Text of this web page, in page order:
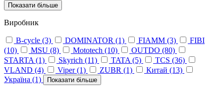
Показати більше
Виробник
B-cycle (3) DOMINATOR (1) FIAMM (3)
FIBI
(10)
MSU (8) Mototech (10) OUTDO (80)
STARTA (1) Skyrich (11) TATA (5) TCS (36)
VLAND (4) Viper(1) ZUBR (1) Китай (13)
Україна (1) Показати більше